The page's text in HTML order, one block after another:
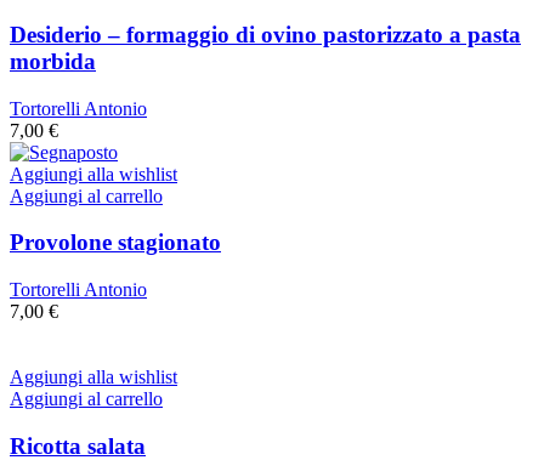
Desiderio – formaggio di ovino pastorizzato a pasta
morbida
Tortorelli Antonio
7,00 €
Aggiungi alla wishlist
Aggiungi al carrello
Provolone stagionato
Tortorelli Antonio
7,00 €
Aggiungi alla wishlist
Aggiungi al carrello
Ricotta salata